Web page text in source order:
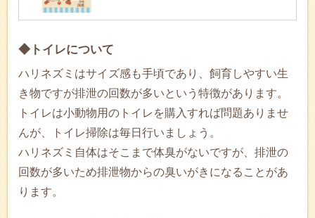
◆トイレについて
ハリネズミはサイズ感も手頃であり、飼育しやすい生
き物ですが排泄の回数が多いという特徴があります。
トイレは小動物用のトイレを購入すれば問題ありませ
んが、トイレ掃除は毎日行いましょう。
ハリネズミ自体はそこまで体臭がないですが、排泄の
回数が多いため排泄物からの臭いがきになることがあ
ります。